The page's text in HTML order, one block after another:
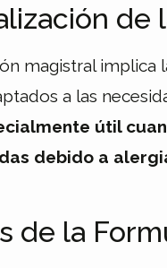
de
magistral implica
a las
útil
debido a
de la